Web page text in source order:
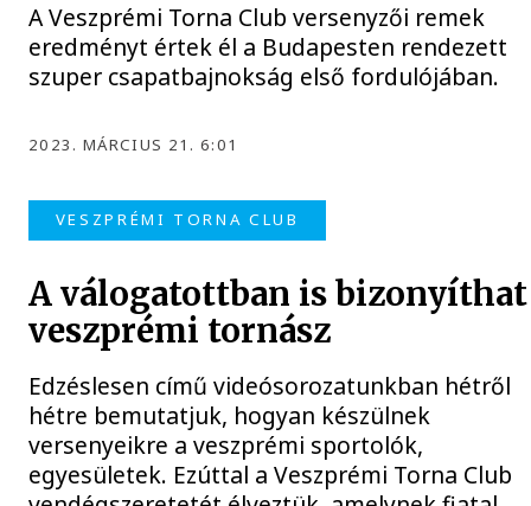
A Veszprémi Torna Club versenyzői remek
eredményt értek él a Budapesten rendezett
szuper csapatbajnokság első fordulójában.
2023. MÁRCIUS 21. 6:01
VESZPRÉMI TORNA CLUB
A válogatottban is bizonyíthat
veszprémi tornász
Edzéslesen című videósorozatunkban hétről
hétre bemutatjuk, hogyan készülnek
versenyeikre a veszprémi sportolók,
egyesületek. Ezúttal a Veszprémi Torna Club